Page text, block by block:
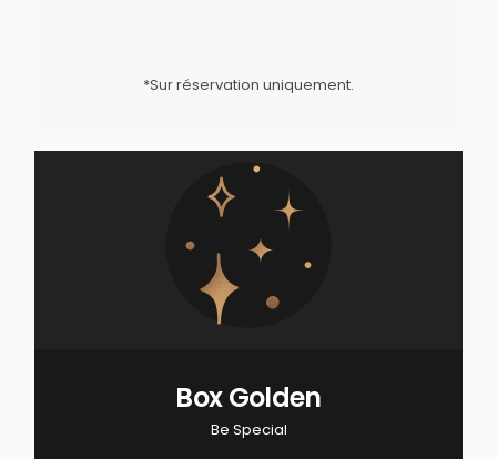
*Sur réservation uniquement.
Box Golden
Be Special